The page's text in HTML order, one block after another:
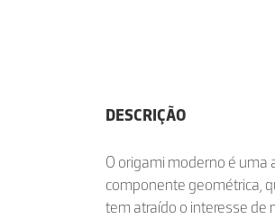
DESCRIÇÃO
O origami moderno é uma
componente geométrica,
tem atraído o interesse de